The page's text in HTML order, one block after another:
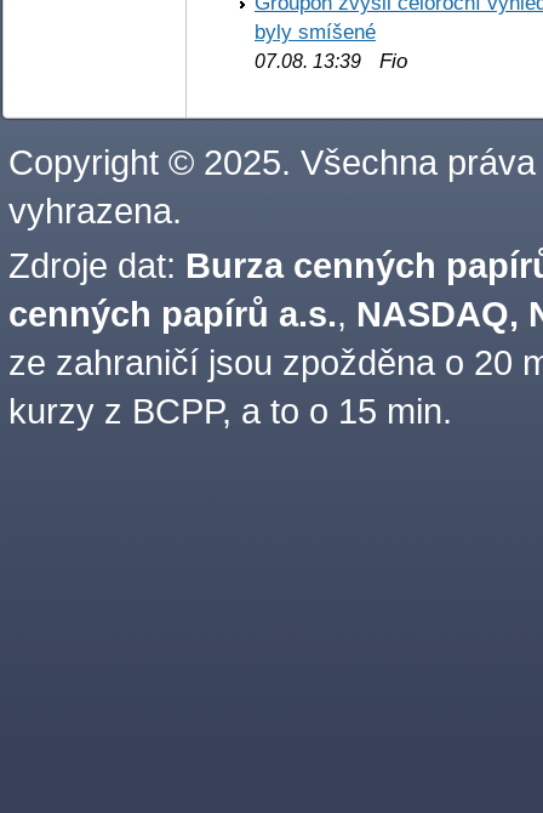
byly smíšené
07.08. 13:39 Fio
Copyright © 2025. Všechna práva
vyhrazena.
Zdroje dat: Burza cenných
cenných papírů a.s., NASDAQ,
ze zahraničí jsou zpožděna o 20
kurzy z BCPP, a to o 15 min.